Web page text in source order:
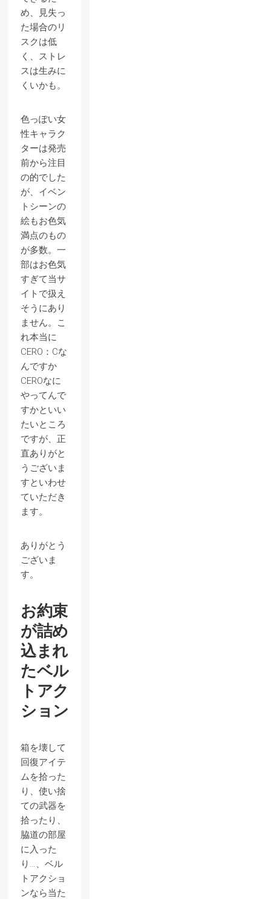
め、見失っ
た場合のリ
スクは低
く、ストレ
スは生みに
くいかも。
色っぽい女
性キャラク
ターは発売
前から注目
の的でした
が、イベン
トシーンの
絵もお色気
満点のもの
が多数。一
部はお色気
すぎて当サ
イトで扱え
そうにあり
ません。こ
れ本当に
CERO：Cな
んですか
CEROなに
やってんで
すかといい
たいところ
ですが、正
直ありがと
うございま
すといわせ
ていただき
ます。
ありがとう
ございま
す。
お約束
が詰め
込まれ
たベル
トアク
ション
箱を壊して
回復アイテ
ムを拾った
り、使い捨
ての武器を
拾ったり、
脇道の部屋
に入った
り…、ベル
トアクショ
ンなら当た